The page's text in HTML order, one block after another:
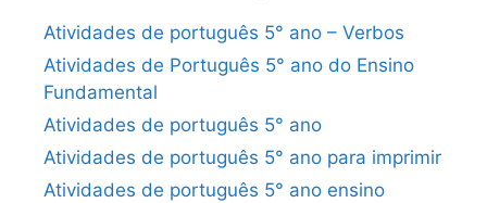
Atividades de português 5° ano – Verbos
Atividades de Português 5° ano do Ensino
Fundamental
Atividades de português 5° ano
Atividades de português 5° ano para imprimir
Atividades de português 5° ano ensino